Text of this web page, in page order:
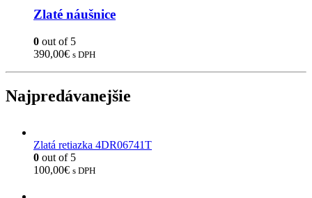
Zlaté náušnice
0 out of 5
390,00€ s DPH
Najpredávanejšie
Zlatá retiazka 4DR06741T
0 out of 5
100,00€ s DPH